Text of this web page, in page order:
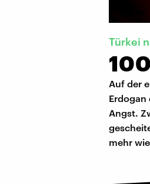
Türkei
Auf der
Erdogan
Angst.
mehr